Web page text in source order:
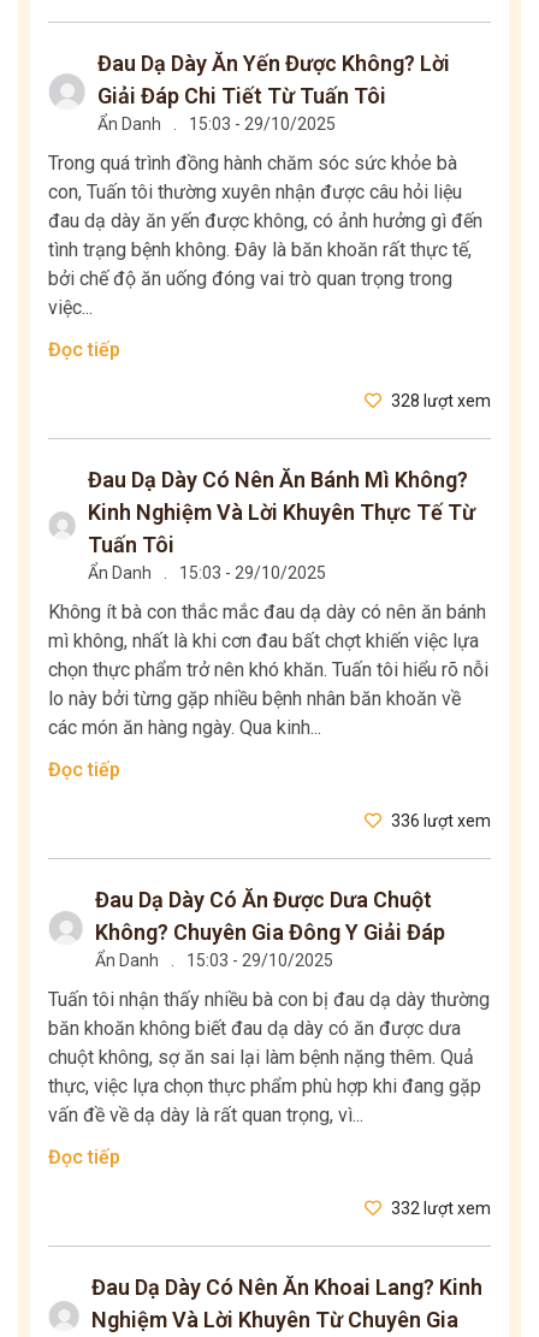
Đau Dạ Dày Ăn Yến Được Không? Lời
Giải Đáp Chi Tiết Từ Tuấn Tôi
Ẩn Danh 15:03 - 29/10/2025
Trong quá trình đồng hành chăm sóc sức khỏe bà
con, Tuấn tôi thường xuyên nhận được câu hỏi liệu
đau dạ dày ăn yến được không, có ảnh hưởng gì đến
tình trạng bệnh không. Đây là băn khoăn rất thực tế,
bởi chế độ ăn uống đóng vai trò quan trọng trong
việc...
Đọc tiếp
328 lượt xem
Đau Dạ Dày Có Nên Ăn Bánh Mì Không?
Kinh Nghiệm Và Lời Khuyên Thực Tế Từ
Tuấn Tôi
Ẩn Danh 15:03 - 29/10/2025
Không ít bà con thắc mắc đau dạ dày có nên ăn bánh
mì không, nhất là khi cơn đau bất chợt khiến việc lựa
chọn thực phẩm trở nên khó khăn. Tuấn tôi hiểu rõ nỗi
lo này bởi từng gặp nhiều bệnh nhân băn khoăn về
các món ăn hàng ngày. Qua kinh...
Đọc tiếp
336 lượt xem
Đau Dạ Dày Có Ăn Được Dưa Chuột
Không? Chuyên Gia Đông Y Giải Đáp
Ẩn Danh 15:03 - 29/10/2025
Tuấn tôi nhận thấy nhiều bà con bị đau dạ dày thường
băn khoăn không biết đau dạ dày có ăn được dưa
chuột không, sợ ăn sai lại làm bệnh nặng thêm. Quả
thực, việc lựa chọn thực phẩm phù hợp khi đang gặp
vấn đề về dạ dày là rất quan trọng, vì...
Đọc tiếp
332 lượt xem
Đau Dạ Dày Có Nên Ăn Khoai Lang? Kinh
Nghiệm Và Lời Khuyên Từ Chuyên Gia